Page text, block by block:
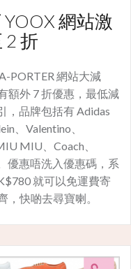
YOOX 網站激
2 折
PORTER 網站大減
額外 7 折優惠，最低減
，品牌包括有 Adidas
、Valentino、
MIU、Coach、
優惠唔洗入優惠碼，系
就可以免運費寄
快啲去尋寶喇。